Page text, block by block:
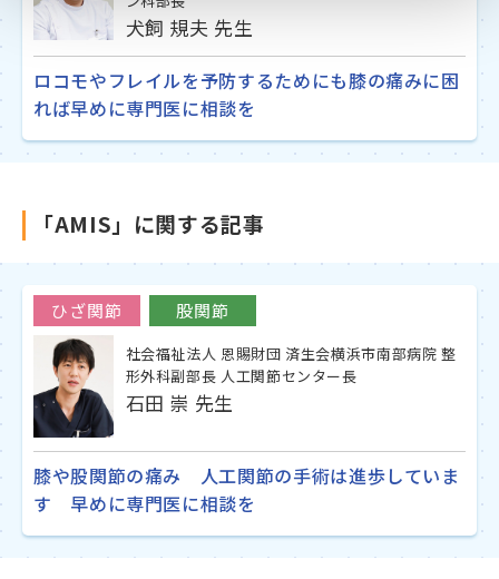
犬飼 規夫 先生
ロコモやフレイルを予防するためにも膝の痛みに困
れば早めに専門医に相談を
「AMIS」に関する記事
ひざ関節 股関節
社会福祉法人 恩賜財団 済生会横浜市南部病院 整
形外科副部長 人工関節センター長
石田 崇 先生
膝や股関節の痛み 人工関節の手術は進歩していま
す 早めに専門医に相談を